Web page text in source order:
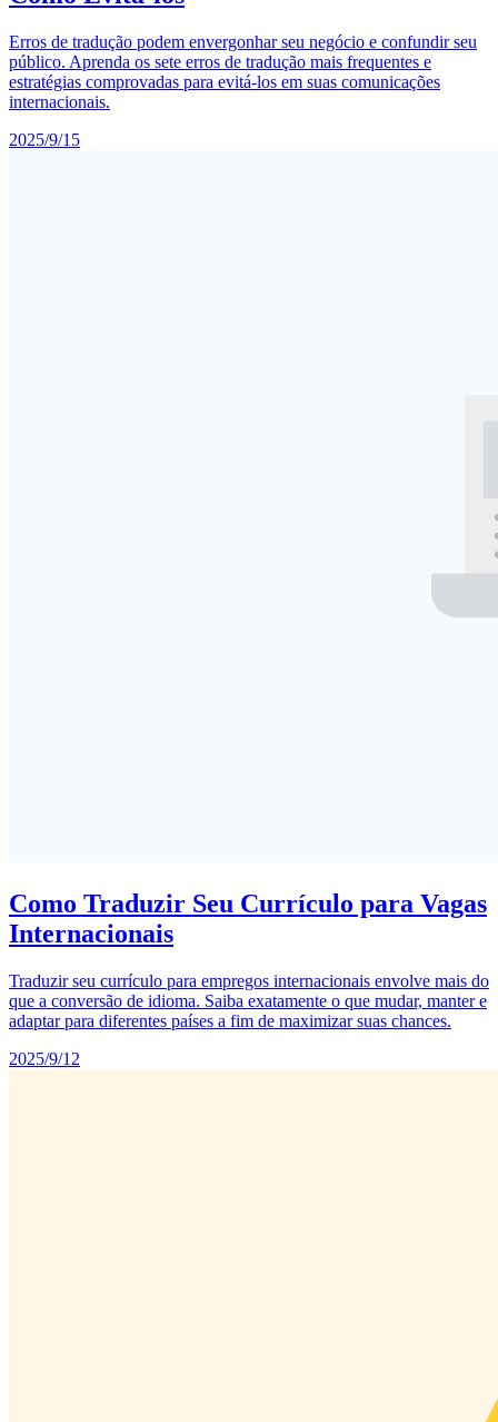
Erros de tradução podem envergonhar seu negócio e confundir seu
público. Aprenda os sete erros de tradução mais frequentes e
estratégias comprovadas para evitá-los em suas comunicações
internacionais.
2025/9/15
Como Traduzir Seu Currículo para Vagas
Internacionais
Traduzir seu currículo para empregos internacionais envolve mais do
que a conversão de idioma. Saiba exatamente o que mudar, manter e
adaptar para diferentes países a fim de maximizar suas chances.
2025/9/12